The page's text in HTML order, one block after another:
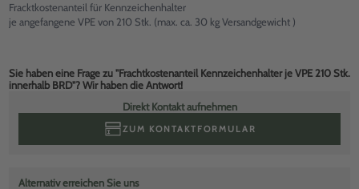
Fracktkostenanteil für Kennzeichenhalter
je angefangene VPE von 210 Stk. (max. ca. 30 kg Versandgewicht )
Sie haben eine Frage zu "Frachtkostenanteil Kennzeichenhalter je VPE 210 Stk.
innerhalb BRD"? Wir haben die Antwort!
Direkt Kontakt aufnehmen
ZUM KONTAKTFORMULAR
Alternativ erreichen Sie uns